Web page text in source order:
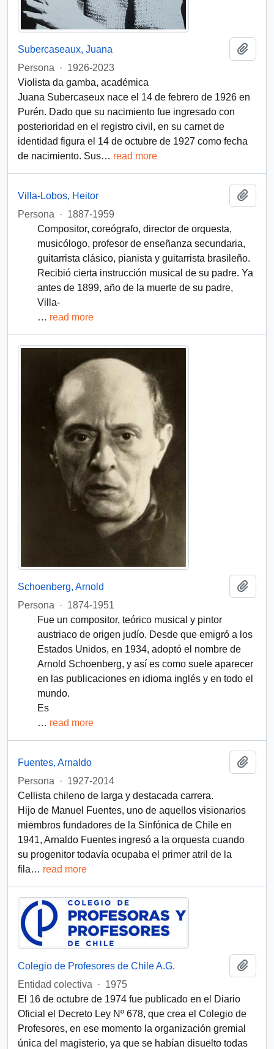
Subercaseaux, Juana
Persona
· 1926-2023
Violista da gamba, académica
Juana Subercaseux nace el 14 de febrero de 1926 en
Purén. Dado que su nacimiento fue ingresado con
posterioridad en el registro civil, en su carnet de
identidad figura el 14 de octubre de 1927 como fecha
de nacimiento. Sus… read more
Villa-Lobos, Heitor
Persona
· 1887-1959
Compositor, coreógrafo, director de orquesta,
musicólogo, profesor de enseñanza secundaria,
guitarrista clásico, pianista y guitarrista brasileño.
Recibió cierta instrucción musical de su padre. Ya
antes de 1899, año de la muerte de su padre,
Villa-
… read more
Schoenberg, Arnold
Persona
· 1874-1951
Fue un compositor, teórico musical y pintor
austriaco de origen judío. Desde que emigró a los
Estados Unidos, en 1934, adoptó el nombre de
Arnold Schoenberg, y así es como suele aparecer
en las publicaciones en idioma inglés y en todo el
mundo.
Es
… read more
Fuentes, Arnaldo
Persona
· 1927-2014
Cellista chileno de larga y destacada carrera.
Hijo de Manuel Fuentes, uno de aquellos visionarios
miembros fundadores de la Sinfónica de Chile en
1941, Arnaldo Fuentes ingresó a la orquesta cuando
su progenitor todavía ocupaba el primer atril de la
fila… read more
Colegio de Profesores de Chile A.G.
Entidad colectiva
· 1975
El 16 de octubre de 1974 fue publicado en el Diario
Oficial el Decreto Ley Nº 678, que crea el Colegio de
Profesores, en ese momento la organización gremial
única del magisterio, ya que se habían disuelto todas